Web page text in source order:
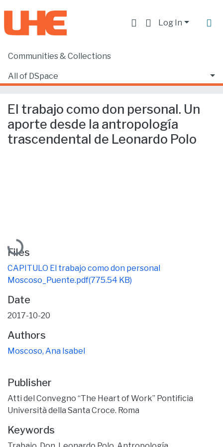
Log In
Communities & Collections
All of DSpace
Home
El trabajo como don personal. Un aporte desde la antropología trascendental de Leonardo Polo
El trabajo como don personal. Un
aporte desde la antropología
trascendental de Leonardo Polo
Loading...
Files
CAPITULO El trabajo como don personal
Moscoso_Puente.pdf(775.54 KB)
Date
2017-10-20
Authors
Moscoso, Ana Isabel
Publisher
Atti del Convegno “The Heart of Work” Pontificia
Università della Santa Croce. Roma
Keywords